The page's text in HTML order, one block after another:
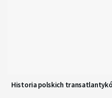
Historia polskich